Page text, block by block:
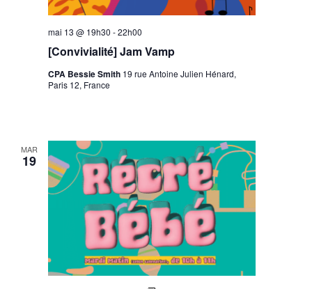
[Convivialité] Jam Vamp
mai 13 @ 19h30 -22h00
CPA Bessie Smith 19 rue Antoine Julien Hénard,
Paris 12, France
MAR
19